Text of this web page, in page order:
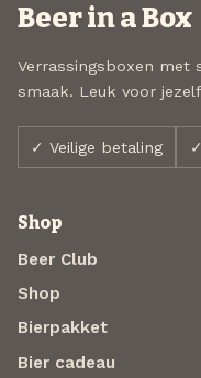
Beer in a Box
Verrassingsboxen met
smaak. Leuk voor
✓ Veilige betaling
Shop
Beer Club
Shop
Bierpakket
Bier cadeau